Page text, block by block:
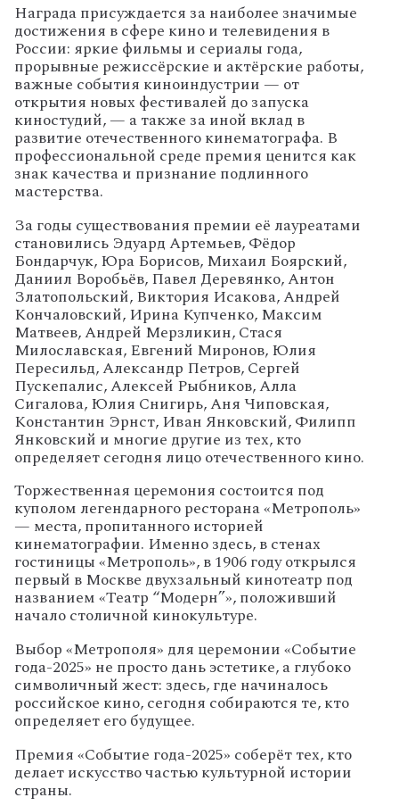
Награда присуждается за наиболее значимые
достижения в сфере кино и телевидения в
России: яркие фильмы и сериалы года,
прорывные режиссёрские и актёрские работы,
важные события киноиндустрии — от
открытия новых фестивалей до запуска
киностудий, — а также за иной вклад в
развитие отечественного кинематографа. В
профессиональной среде премия ценится как
знак качества и признание подлинного
мастерства.
За годы существования премии её лауреатами
становились Эдуард Артемьев, Фёдор
Бондарчук, Юра Борисов, Михаил Боярский,
Даниил Воробьёв, Павел Деревянко, Антон
Златопольский, Виктория Исакова, Андрей
Кончаловский, Ирина Купченко, Максим
Матвеев, Андрей Мерзликин, Стася
Милославская, Евгений Миронов, Юлия
Пересильд, Александр Петров, Сергей
Пускепалис, Алексей Рыбников, Алла
Сигалова, Юлия Снигирь, Аня Чиповская,
Константин Эрнст, Иван Янковский, Филипп
Янковский и многие другие из тех, кто
определяет сегодня лицо отечественного кино.
Торжественная церемония состоится под
куполом легендарного ресторана «Метрополь»
— места, пропитанного историей
кинематографии. Именно здесь, в стенах
гостиницы «Метрополь», в 1906 году открылся
первый в Москве двухзальный кинотеатр под
названием «Театр “Модерн”», положивший
начало столичной кинокультуре.
Выбор «Метрополя» для церемонии «Событие
года-2025» не просто дань эстетике, а глубоко
символичный жест: здесь, где начиналось
российское кино, сегодня собираются те, кто
определяет его будущее.
Премия «Событие года-2025» соберёт тех, кто
делает искусство частью культурной истории
страны.